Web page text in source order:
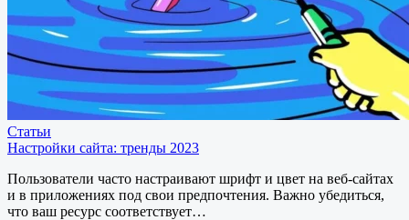
Статьи
Настройки сайта: тренды 2023
Пользователи часто настраивают шрифт и цвет на веб-сайтах
и в приложениях под свои предпочтения. Важно убедиться,
что ваш ресурс соответствует…